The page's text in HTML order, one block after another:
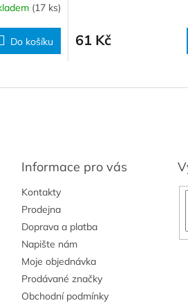
(17 ks)
Do košíku 61 Kč
Informace pro vás
Kontakty
Prodejna
Doprava a platba
Napište nám
Moje objednávka
Prodávané značky
Obchodní podmínky